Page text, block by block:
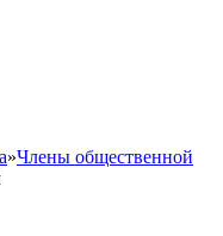
»Члены общественной